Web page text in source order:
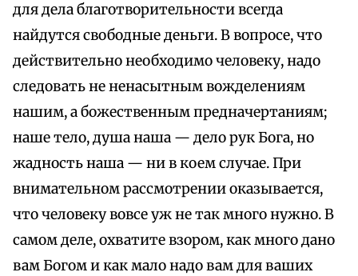
для дела благотворительности всегда
найдутся свободные деньги. В вопросе, что
действительно необходимо человеку, надо
следовать не ненасытным вожделениям
нашим, а божественным предначертаниям;
наше тело, душа наша — дело рук Бога, но
жадность наша — ни в коем случае. При
внимательном рассмотрении оказывается,
что человеку вовсе уж не так много нужно. В
самом деле, охватите взором, как много дано
вам Богом и как мало надо вам для ваших